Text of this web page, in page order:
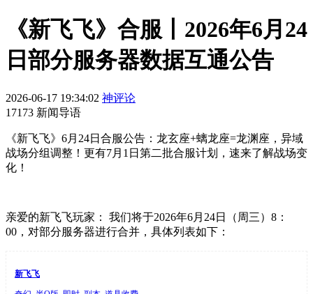
《新飞飞》合服丨2026年6月24
日部分服务器数据互通公告
2026-06-17 19:34:02 神评论
17173 新闻导语
《新飞飞》6月24日合服公告：龙玄座+螭龙座=龙渊座，异域
战场分组调整！更有7月1日第二批合服计划，速来了解战场变
化！
亲爱的新飞飞玩家： 我们将于2026年6月24日（周三）8：
00，对部分服务器进行合并，具体列表如下：
新飞飞